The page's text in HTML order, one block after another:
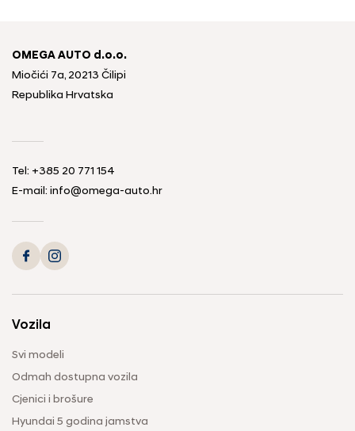
OMEGA AUTO d.o.o.
Miočići 7a, 20213 Čilipi
Republika Hrvatska
Tel: +385 20 771 154
E-mail: info@omega-auto.hr
Vozila
Svi modeli
Odmah dostupna vozila
Cjenici i brošure
Hyundai 5 godina jamstva